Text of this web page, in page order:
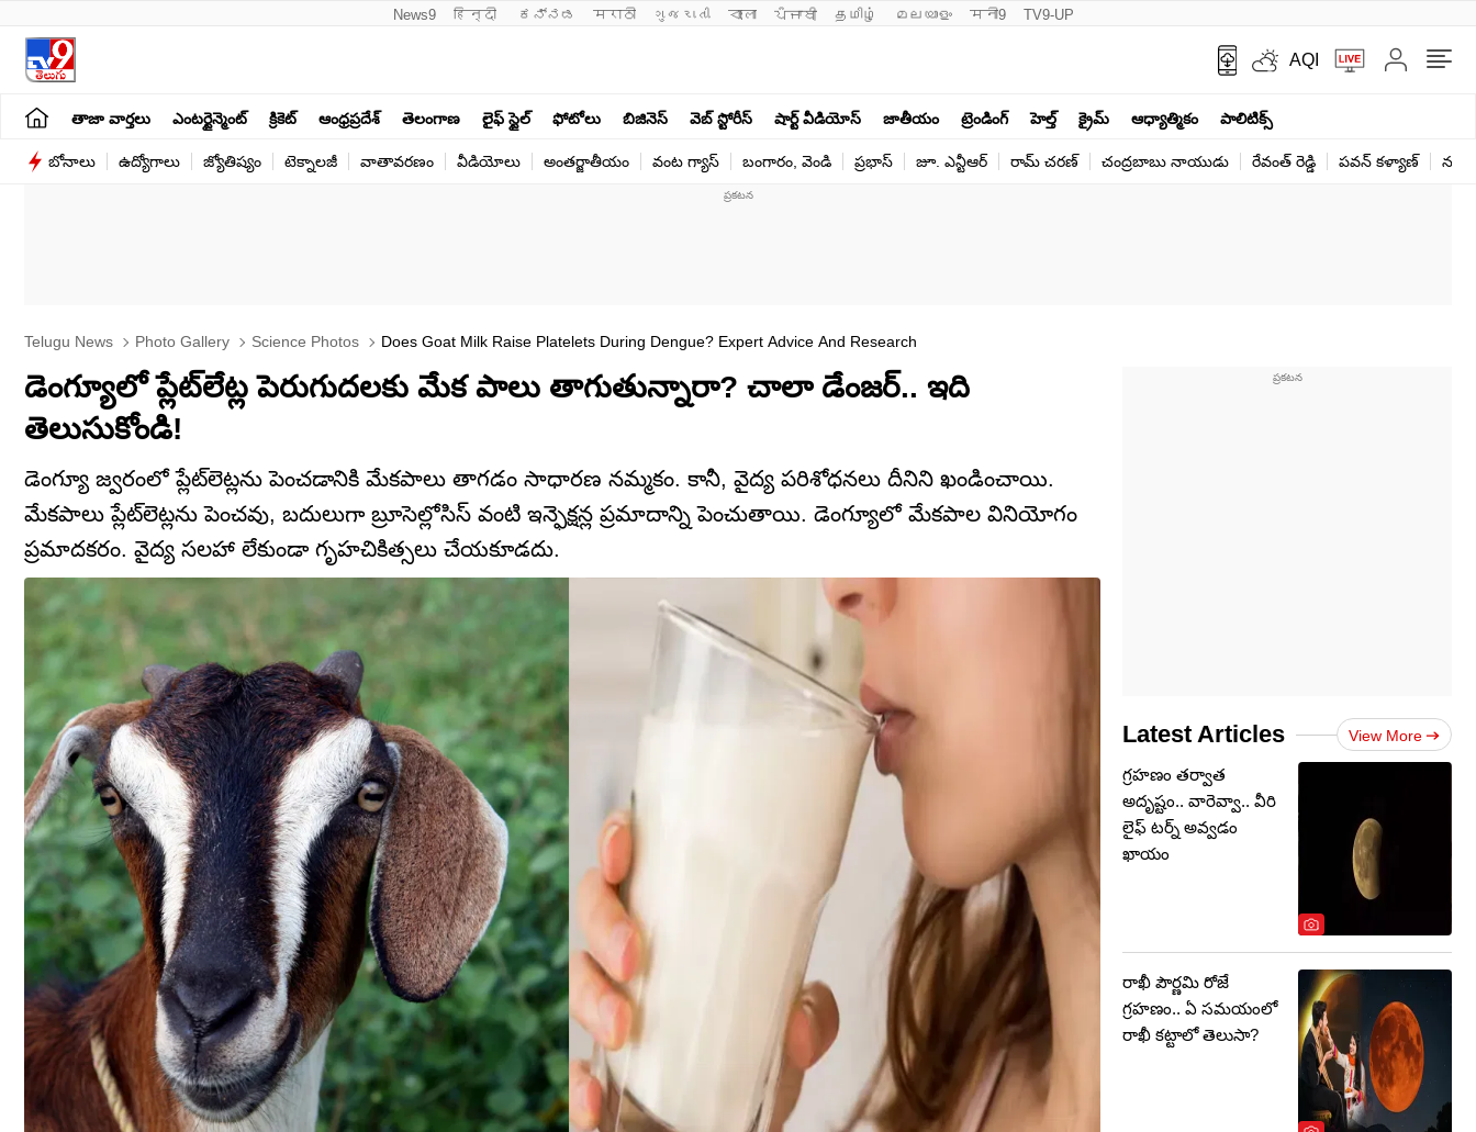
News9 हिन्दी ಕನ್ನಡ मराठी ગુજરાતી বাংলা ਪੰਜਾਬੀ தமிழ் മലയാളം मनी9 TV9-UP
AQI
తాజా వార్తలు ఎంటర్టైన్మెంట్ క్రికెట్ ఆంధ్రప్రదేశ్ తెలంగాణ లైఫ్ స్టైల్ ఫోటోలు బిజినెస్ వెబ్ స్టోరీస్ షార్ట్ వీడియోస్ జాతీయం ట్రెండింగ్ హెల్త్‌ క్రైమ్ ఆధ్యాత్మికం పాలిటిక్స్‌
బోనాలు ఉద్యోగాలు జ్యోతిష్యం టెక్నాలజీ వాతావరణం వీడియోలు అంతర్జాతీయం వంట గ్యాస్ బంగారం, వెండి ప్రభాస్ జూ. ఎన్టీఆర్ రామ్ చ‌ర‌ణ్‌ చంద్రబాబు నాయుడు రేవంత్ రెడ్డి పవన్ కళ్యాణ్
Telugu News Photo Gallery Science Photos Does Goat Milk Raise Platelets During Dengue? Expert Advice And Research
డెంగ్యూలో ప్లేట్‌లేట్ల పెరుగుదలకు మేక పాలు తాగుతున్నారా? చాలా డేంజర్‌.. ఇది
తెలుసుకోండి!
డెంగ్యూ జ్వరంలో ప్లేట్‌లెట్లను పెంచడానికి మేకపాలు తాగడం సాధారణ నమ్మకం. కానీ, వైద్య పరిశోధనలు దీనిని ఖండించాయి.
మేకపాలు ప్లేట్‌లెట్లను పెంచవు, బదులుగా బ్రూసెల్లోసిస్ వంటి ఇన్ఫెక్షన్ల ప్రమాదాన్ని పెంచుతాయి. డెంగ్యూలో మేకపాల వినియోగం
ప్రమాదకరం. వైద్య సలహా లేకుండా గృహచికిత్సలు చేయకూడదు.
Latest Articles View More
గ్రహణం తర్వాత
అదృష్టం.. వారెవ్వా.. వీరి
లైఫ్ టర్న్ అవ్వడం
ఖాయం
రాఖీ పౌర్ణమి రోజే
గ్రహణం.. ఏ సమయంలో
రాఖీ కట్టాలో తెలుసా?